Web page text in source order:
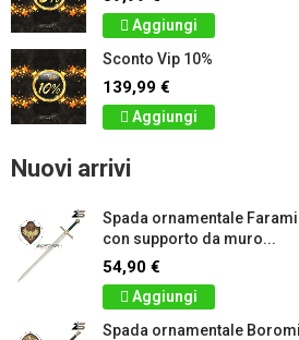
Aggiungi
Sconto Vip 10%
139,99 €
Aggiungi
Nuovi arrivi
Spada ornamentale
con supporto da muro...
54,90 €
Aggiungi
Spada ornamentale